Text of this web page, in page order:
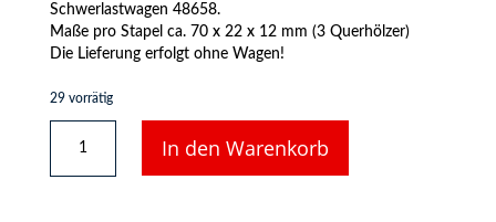
Schwerlastwagen 48658.
Maße pro Stapel ca. 70 x 22 x 12 mm (3 Querhölzer)
Die Lieferung erfolgt ohne Wagen!
29 vorrätig
11220
M
In den Warenkorb